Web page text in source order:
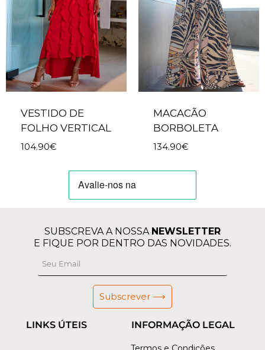
VESTIDO DE
FOLHO VERTICAL
104.90€
MACACÃO
BORBOLETA
134.90€
INFORMAÇÃO LEGAL
LINKS ÚTEIS
SUBSCREVA A NOSSA NEWSLETTER
E FIQUE POR DENTRO DAS NOVIDADES.
Subscrever ⟶